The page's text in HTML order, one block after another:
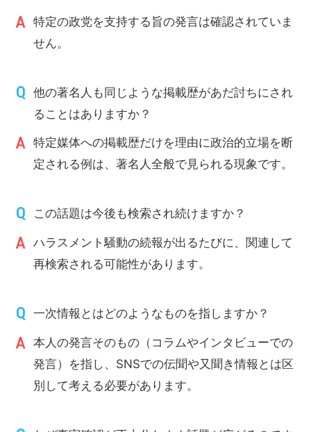
特定の政党を支持する旨の発言は確認されていま
せん。
他の著名人も同じような掲載歴があだ討ちにされ
ることはありますか？
特定媒体への掲載歴だけを理由に政治的立場を断
定される例は、著名人全般で見られる現象です。
この話題は今後も検索され続けますか？
ハラスメント騒動の続報が出るたびに、関連して
再検索される可能性があります。
一次情報とはどのようなものを指しますか？
本人の発言そのもの（コラムやインタビューでの
発言）を指し、SNSでの伝聞や又聞き情報とは区
別して考える必要があります。